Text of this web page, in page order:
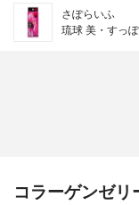
さぽらいふ
琉球 美・すっ
コラーゲンゼ